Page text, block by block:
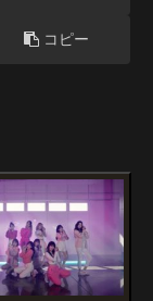
コピー